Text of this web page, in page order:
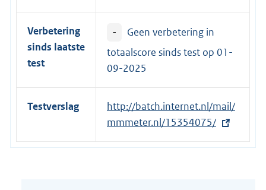
n
k
Verbetering
sinds laatste
test
-
Geen verbetering in
totaalscore sinds test op 01-
09-2025
Testverslag
E
x
t
http://batch.internet.nl/mail/
mmmeter.nl/15354075/